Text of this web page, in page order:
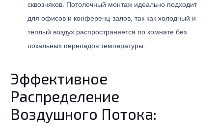
сквозняков. Потолочный монтаж идеально подходит
для офисов и конференц-залов, так как холодный и
теплый воздух распространяется по комнате без
локальных перепадов температуры.
Эффективное
Распределение
Воздушного Потока: